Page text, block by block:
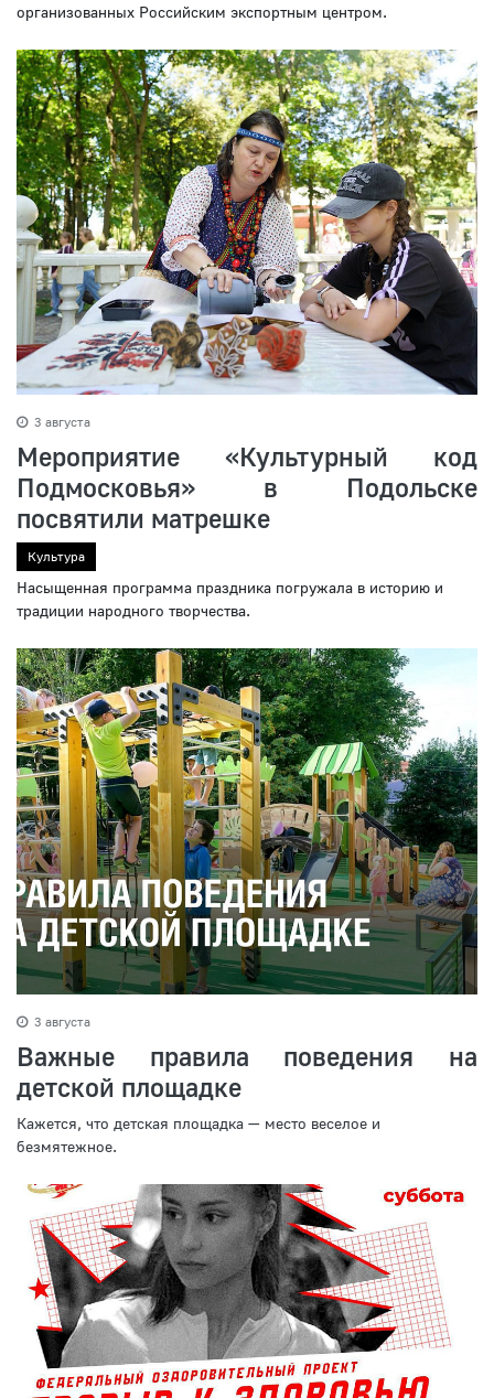
организованных Российским экспортным центром.
3 августа
Мероприятие «Культурный код
Подмосковья» в Подольске
посвятили матрешке
Культура
Насыщенная программа праздника погружала в историю и
традиции народного творчества.
3 августа
Важные правила поведения на
детской площадке
Кажется, что детская площадка — место веселое и
безмятежное.